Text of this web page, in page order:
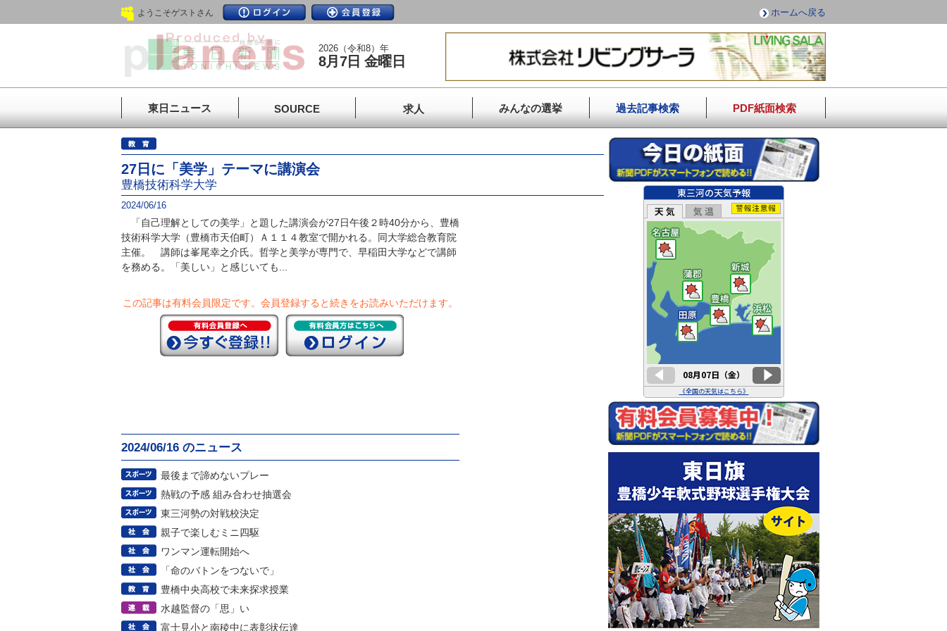
ようこそゲストさん ホームへ戻る
2026（令和8）年
8月7日 金曜日
東日ニュース SOURCE 求人 みんなの選挙 過去記事検索 PDF紙面検索
27日に「美学」テーマに講演会
豊橋技術科学大学
2024/06/16
「自己理解としての美学」と題した講演会が27日午後２時40分から、豊橋
技術科学大学（豊橋市天伯町）Ａ１１４教室で開かれる。同大学総合教育院
主催。 講師は峯尾幸之介氏。哲学と美学が専門で、早稲田大学などで講師
を務める。「美しい」と感じいても...
この記事は有料会員限定です。 会員登録すると続きをお読みいただけます。
2024/06/16 のニュース
最後まで諦めないプレー
熱戦の予感 組み合わせ抽選会
東三河勢の対戦校決定
親子で楽しむミニ四駆
ワンマン運転開始へ
「命のバトンをつないで」
豊橋中央高校で未来探求授業
水越監督の「思」い
富士見小と南稜中に表彰状伝達